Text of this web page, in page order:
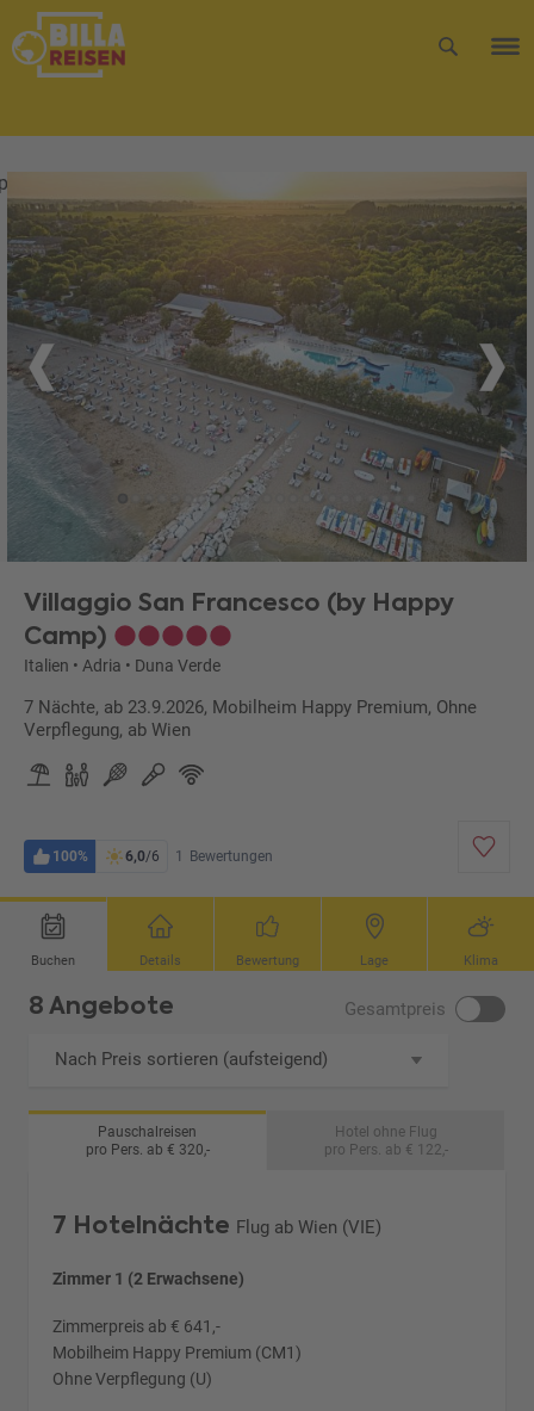
Villaggio San Francesco (by Happy
Camp)
Italien • Adria • Duna Verde
7 Nächte, ab 23.9.2026, Mobilheim Happy Premium, Ohne
Verpflegung, ab Wien
100% 6,0/6 1 Bewertungen
Buchen Details Bewertung Lage Klima
8 Angebote Gesamtpreis
Nach Preis sortieren (aufsteigend)
Pauschalreisen
pro Pers. ab € 320,-
Hotel ohne Flug
pro Pers. ab € 122,-
7 Hotelnächte Flug ab Wien (VIE)
Zimmer 1 (2 Erwachsene)
Zimmerpreis ab € 641,-
Mobilheim Happy Premium (CM1)
Ohne Verpflegung (U)